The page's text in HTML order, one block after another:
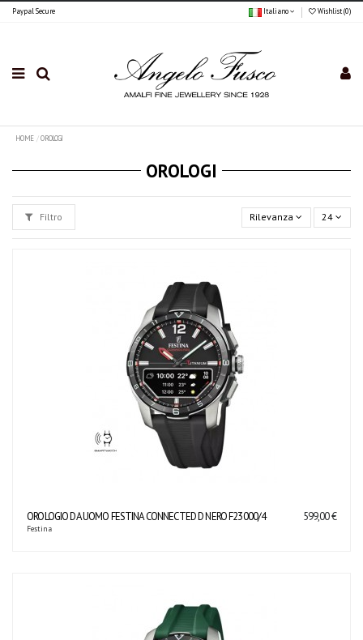
Paypal Secure Italiano Wishlist (0)
HOME OROLOGI
OROLOGI
Filtro Rilevanza 24
OROLOGIO DA UOMO FESTINA CONNECTED D NERO F23000/4
Festina
599,00 €